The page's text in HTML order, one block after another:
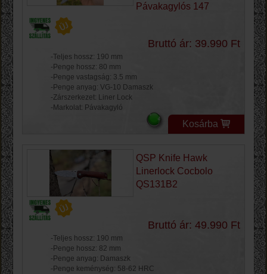
Pávakagylós 147
Bruttó ár: 39.990 Ft
-Teljes hossz: 190 mm
-Penge hossz: 80 mm
-Penge vastagság: 3.5 mm
-Penge anyag: VG-10 Damaszk
-Zárszerkezet: Liner Lock
-Markolat: Pávakagyló
Kosárba
QSP Knife Hawk
Linerlock Cocbolo
QS131B2
Bruttó ár: 49.990 Ft
-Teljes hossz: 190 mm
-Penge hossz: 82 mm
-Penge anyag: Damaszk
-Penge keménység: 58-62 HRC